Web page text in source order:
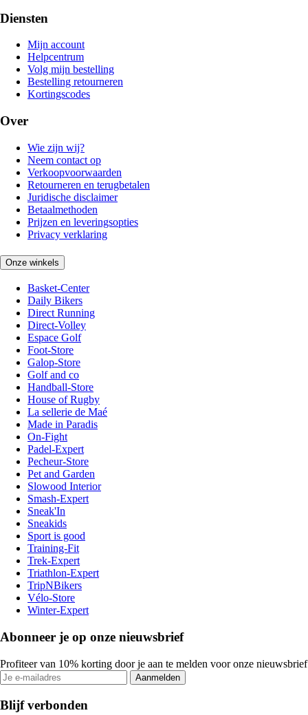
Diensten
Mijn account
Helpcentrum
Volg mijn bestelling
Bestelling retourneren
Kortingscodes
Over
Wie zijn wij?
Neem contact op
Verkoopvoorwaarden
Retourneren en terugbetalen
Juridische disclaimer
Betaalmethoden
Prijzen en leveringsopties
Privacy verklaring
Onze winkels
Basket-Center
Daily Bikers
Direct Running
Direct-Volley
Espace Golf
Foot-Store
Galop-Store
Golf and co
Handball-Store
House of Rugby
La sellerie de Maé
Made in Paradis
On-Fight
Padel-Expert
Pecheur-Store
Pet and Garden
Slowood Interior
Smash-Expert
Sneak'In
Sneakids
Sport is good
Training-Fit
Trek-Expert
Triathlon-Expert
TripNBikers
Vélo-Store
Winter-Expert
Abonneer je op onze nieuwsbrief
Profiteer van 10% korting door je aan te melden voor onze nieuwsbrief
Aanmelden
Blijf verbonden